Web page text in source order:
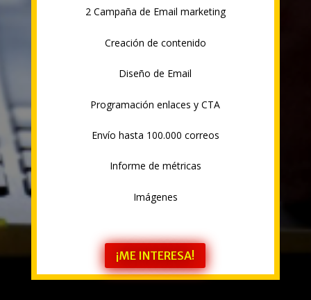
2 Campaña de Email marketing
Creación de contenido
Diseño de Email
Programación enlaces y CTA
Envío hasta 100.000 correos
Informe de métricas
Imágenes
¡ME INTERESA!